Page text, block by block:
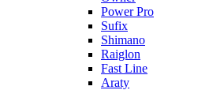
Power Pro
Sufix
Shimano
Raiglon
Fast Line
Araty